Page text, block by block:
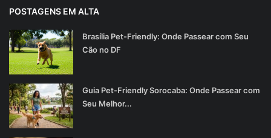
POSTAGENS EM ALTA
Brasília Pet-Friendly: Onde Passear com Seu
Cão no DF
Guia Pet-Friendly Sorocaba: Onde Passear com
Seu Melhor...